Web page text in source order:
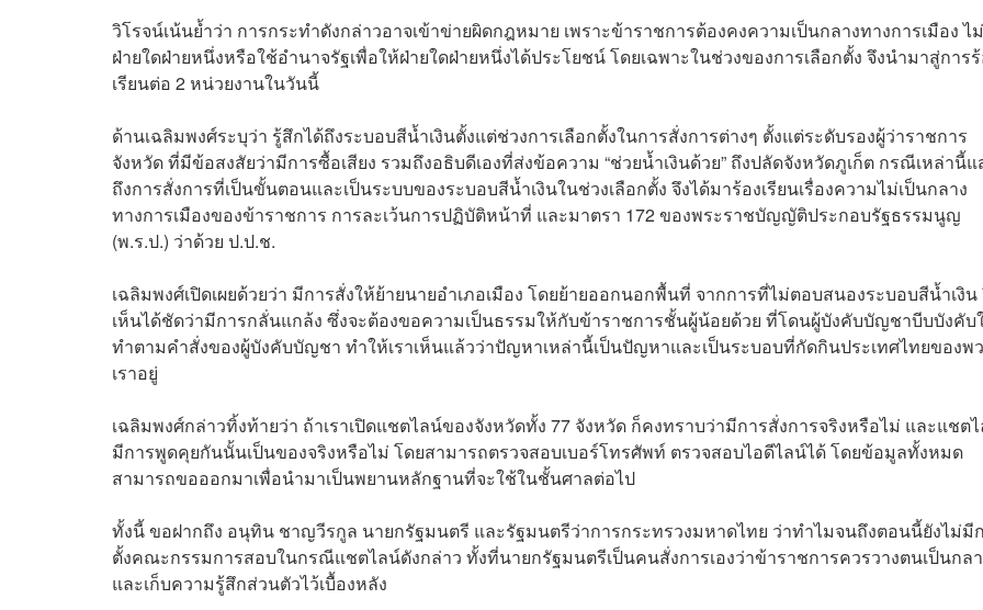
วิโรจน์เน้นย้ำว่า การกระทำดังกล่าวอาจเข้าข่ายผิดกฎหมาย เพราะข้าราชการต้องคงความเป็นกลางทางการเมือง ไ
ฝ่ายใดฝ่ายหนึ่งหรือใช้อำนาจรัฐเพื่อให้ฝ่ายใดฝ่ายหนึ่งได้ประโยชน์ โดยเฉพาะในช่วงของการเลือกตั้ง จึงนำมาสู่การ
เรียนต่อ 2 หน่วยงานในวันนี้
ด้านเฉลิมพงศ์ระบุว่า รู้สึกได้ถึงระบอบสีน้ำเงินตั้งแต่ช่วงการเลือกตั้งในการสั่งการต่างๆ ตั้งแต่ระดับรองผู้ว่าราชการ
จังหวัด ที่มีข้อสงสัยว่ามีการซื้อเสียง รวมถึงอธิบดีเองที่ส่งข้อความ “ช่วยน้ำเงินด้วย” ถึงปลัดจังหวัดภูเก็ต กรณีเหล่านี้แ
ถึงการสั่งการที่เป็นขั้นตอนและเป็นระบบของระบอบสีน้ำเงินในช่วงเลือกตั้ง จึงได้มาร้องเรียนเรื่องความไม่เป็นกลาง
ทางการเมืองของข้าราชการ การละเว้นการปฏิบัติหน้าที่ และมาตรา 172 ของพระราชบัญญัติประกอบรัฐธรรมนูญ
(พ.ร.ป.) ว่าด้วย ป.ป.ช.
เฉลิมพงศ์เปิดเผยด้วยว่า มีการสั่งให้ย้ายนายอำเภอเมือง โดยย้ายออกนอกพื้นที่ จากการที่ไม่ตอบสนองระบอบสีน้ำเงิน
เห็นได้ชัดว่ามีการกลั่นแกล้ง ซึ่งจะต้องขอความเป็นธรรมให้กับข้าราชการชั้นผู้น้อยด้วย ที่โดนผู้บังคับบัญชาบีบบังคับ
ทำตามคำสั่งของผู้บังคับบัญชา ทำให้เราเห็นแล้วว่าปัญหาเหล่านี้เป็นปัญหาและเป็นระบอบที่กัดกินประเทศไทยของพ
เราอยู่
เฉลิมพงศ์กล่าวทิ้งท้ายว่า ถ้าเราเปิดแชตไลน์ของจังหวัดทั้ง 77 จังหวัด ก็คงทราบว่ามีการสั่งการจริงหรือไม่ และแชต
มีการพูดคุยกันนั้นเป็นของจริงหรือไม่ โดยสามารถตรวจสอบเบอร์โทรศัพท์ ตรวจสอบไอดีไลน์ได้ โดยข้อมูลทั้งหมด
สามารถขอออกมาเพื่อนำมาเป็นพยานหลักฐานที่จะใช้ในชั้นศาลต่อไป
ทั้งนี้ ขอฝากถึง อนุทิน ชาญวีรกูล นายกรัฐมนตรี และรัฐมนตรีว่าการกระทรวงมหาดไทย ว่าทำไมจนถึงตอนนี้ยังไม่มี
ตั้งคณะกรรมการสอบในกรณีแชตไลน์ดังกล่าว ทั้งที่นายกรัฐมนตรีเป็นคนสั่งการเองว่าข้าราชการควรวางตนเป็นกล
และเก็บความรู้สึกส่วนตัวไว้เบื้องหลัง